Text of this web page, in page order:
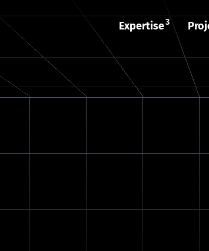
Tailora
Expertise3